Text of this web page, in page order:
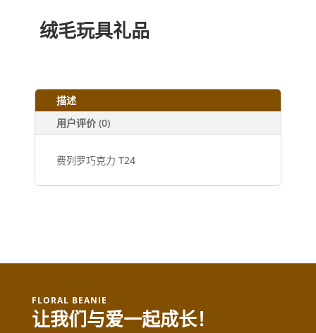
绒毛玩具礼品
描述
用户评价 (0)
费列罗巧克力 T24
FLORAL BEANIE
让我们与爱一起成长！